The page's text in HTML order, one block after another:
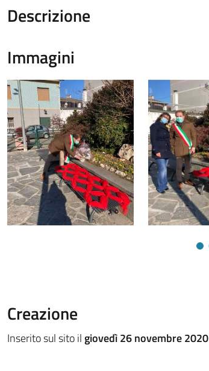
Descrizione
Immagini
Creazione
Inserito sul sito il giovedì 26 novembre 2020